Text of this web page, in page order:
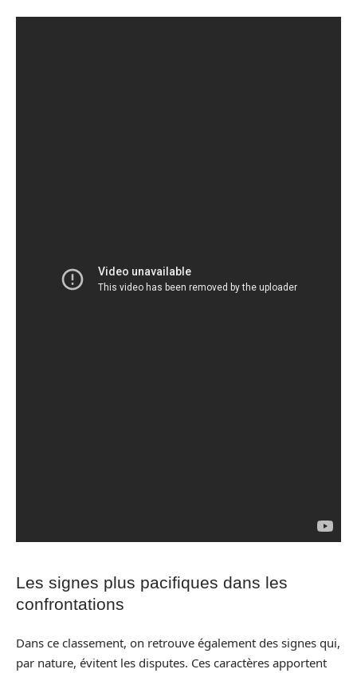
Les signes plus pacifiques dans les
confrontations
Dans ce classement, on retrouve également des signes qui,
par nature, évitent les disputes. Ces caractères apportent